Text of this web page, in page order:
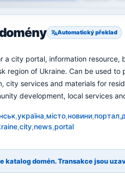
Automatický překlad
a city portal, information
region of Ukraine. Can be used
city services and materials for
development, local services
,україна,місто,новини,портал,
,city,news,portal
katalog domén. Transakce jsou